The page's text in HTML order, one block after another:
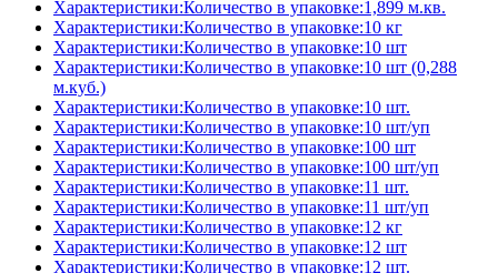
Характеристики:Количество в упаковке:1,899 м.кв.
Характеристики:Количество в упаковке:10 кг
Характеристики:Количество в упаковке:10 шт
Характеристики:Количество в упаковке:10 шт (0,288
м.куб.)
Характеристики:Количество в упаковке:10 шт.
Характеристики:Количество в упаковке:10 шт/уп
Характеристики:Количество в упаковке:100 шт
Характеристики:Количество в упаковке:100 шт/уп
Характеристики:Количество в упаковке:11 шт.
Характеристики:Количество в упаковке:11 шт/уп
Характеристики:Количество в упаковке:12 кг
Характеристики:Количество в упаковке:12 шт
Характеристики:Количество в упаковке:12 шт.